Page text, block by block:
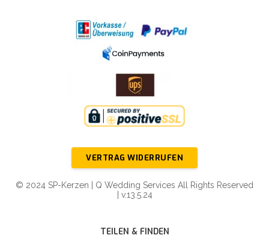
VERTRAG WIDERRUFEN
© 2024 SP-Kerzen | Q Wedding Services All Rights Reserved
| v.13.5.24
TEILEN & FINDEN